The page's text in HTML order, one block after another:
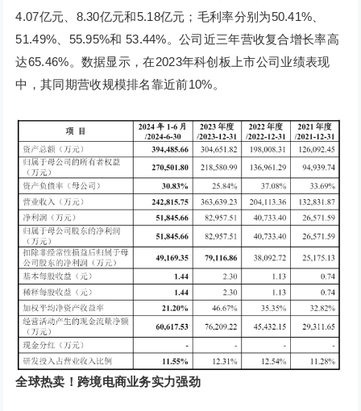
4.07亿元、8.30亿元和5.18亿元；毛利率分别为50.41%、
51.49%、55.95%和 53.44%。公司近三年营收复合增长率高
达65.46%。数据显示，在2023年科创板上市公司业绩表现
中，其同期营收规模排名靠近前10%。
全球热卖！跨境电商业务实力强劲